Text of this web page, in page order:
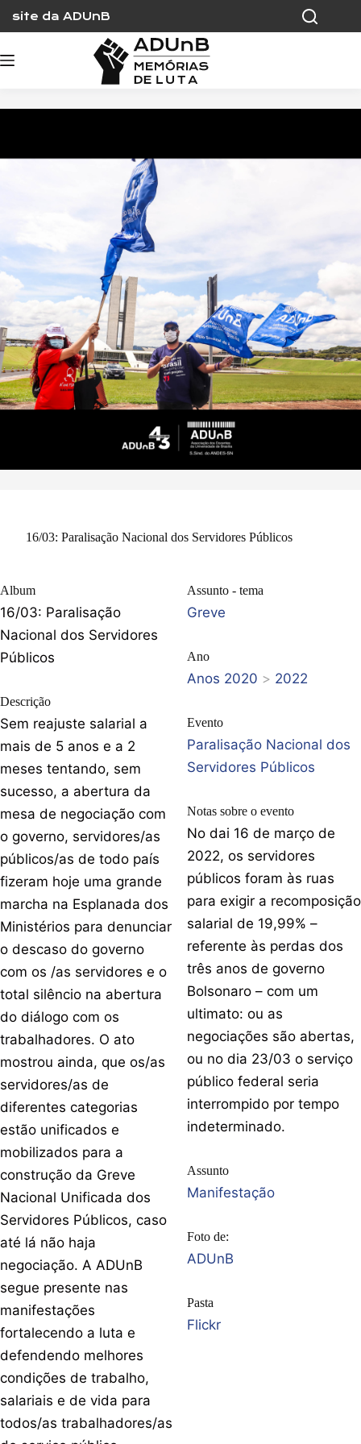
content
site da ADUnB
16/03: Paralisação Nacional dos Servidores Públicos
Album
16/03: Paralisação
Nacional dos Servidores
Públicos
Descrição
Sem reajuste salarial a
mais de 5 anos e a 2
meses tentando, sem
sucesso, a abertura da
mesa de negociação com
o governo, servidores/as
públicos/as de todo país
fizeram hoje uma grande
marcha na Esplanada dos
Ministérios para denunciar
o descaso do governo
com os /as servidores e o
total silêncio na abertura
do diálogo com os
trabalhadores. O ato
mostrou ainda, que os/as
servidores/as de
diferentes categorias
estão unificados e
mobilizados para a
construção da Greve
Nacional Unificada dos
Servidores Públicos, caso
até lá não haja
negociação. A ADUnB
segue presente nas
manifestações
fortalecendo a luta e
defendendo melhores
condições de trabalho,
salariais e de vida para
todos/as trabalhadores/as
Assunto - tema
Greve
Ano
Anos 2020 > 2022
Evento
Paralisação Nacional dos
Servidores Públicos
Notas sobre o evento
No dai 16 de março de
2022, os servidores
públicos foram às ruas
para exigir a recomposição
salarial de 19,99% –
referente às perdas dos
três anos de governo
Bolsonaro – com um
ultimato: ou as
negociações são abertas,
ou no dia 23/03 o serviço
público federal seria
interrompido por tempo
indeterminado.
Assunto
Manifestação
Foto de:
ADUnB
Pasta
Flickr